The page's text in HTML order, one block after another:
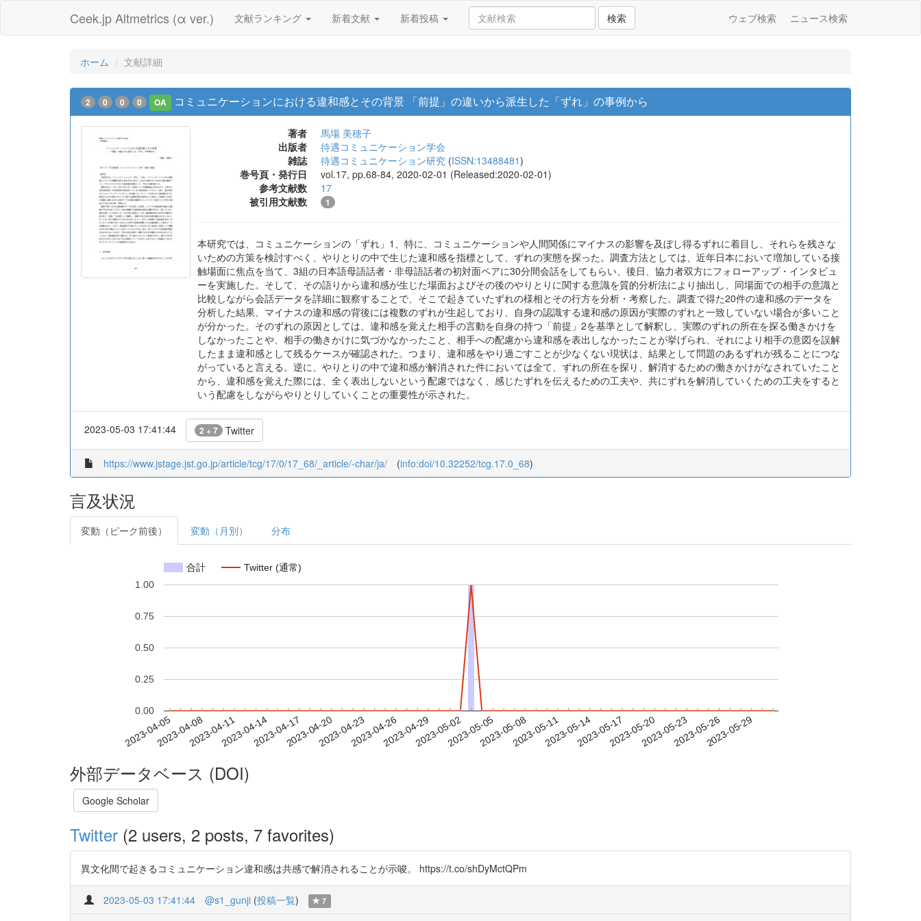
Ceek.jp Altmetrics (α ver.) 文献ランキング 新着文献 新着投稿 検索 ウェブ検索 ニュース検索
ホーム 文献詳細
2 0 0 0 OA コミュニケーションにおける違和感とその背景 「前提」の違いから派生した「ずれ」の事例から
著者
馬場 美穂子
出版者
待遇コミュニケーション学会
雑誌
待遇コミュニケーション研究 (ISSN:13488481)
巻号頁・発行日
vol.17, pp.68-84, 2020-02-01 (Released:2020-02-01)
参考文献数
17
被引用文献数
1
本研究では、コミュニケーションの「ずれ」1、特に、コミュニケーションや人間関係にマイナスの影響を及ぼし得るずれに着目し、それらを残さな
いための方策を検討すべく、やりとりの中で生じた違和感を指標として、ずれの実態を探った。調査方法としては、近年日本において増加している接
触場面に焦点を当て、3組の日本語母語話者・非母語話者の初対面ペアに30分間会話をしてもらい、後日、協力者双方にフォローアップ・インタビュ
ーを実施した。そして、その語りから違和感が生じた場面およびその後のやりとりに関する意識を質的分析法により抽出し、同場面での相手の意識と
比較しながら会話データを詳細に観察することで、そこで起きていたずれの様相とその行方を分析・考察した。調査で得た20件の違和感のデータを
分析した結果、マイナスの違和感の背後には複数のずれが生起しており、自身の認識する違和感の原因が実際のずれと一致していない場合が多いこと
が分かった。そのずれの原因としては、違和感を覚えた相手の言動を自身の持つ「前提」2を基準として解釈し、実際のずれの所在を探る働きかけを
しなかったことや、相手の働きかけに気づかなかったこと、相手への配慮から違和感を表出しなかったことが挙げられ、それにより相手の意図を誤解
したまま違和感として残るケースが確認された。つまり、違和感をやり過ごすことが少なくない現状は、結果として問題のあるずれが残ることにつな
がっていると言える。逆に、やりとりの中で違和感が解消された件においては全て、ずれの所在を探り、解消するための働きかけがなされていたこと
から、違和感を覚えた際には、全く表出しないという配慮ではなく、感じたずれを伝えるための工夫や、共にずれを解消していくための工夫をすると
いう配慮をしながらやりとりしていくことの重要性が示された。
2023-05-03 17:41:44 2 + 7 Twitter
https://www.jstage.jst.go.jp/article/tcg/17/0/17_68/_article/-char/ja/ (info:doi/10.32252/tcg.17.0_68)
言及状況
変動（ピーク前後） 変動（月別） 分布
合計 Twitter (通常)
2023-04-052023-04-082023-04-112023-04-142023-04-172023-04-202023-04-232023-04-262023-04-292023-05-022023-05-052023-05-082023-05-112023-05-142023-05-172023-05-202023-05-232023-05-262023-05-29
0.00
0.25
0.50
0.75
1.00
外部データベース (DOI)
Google Scholar
Twitter (2 users, 2 posts, 7 favorites)
異文化間で起きるコミュニケーション違和感は共感で解消されることが示唆。 https://t.co/shDyMctQPm
2023-05-03 17:41:44 @s1_gunji (投稿一覧) 7